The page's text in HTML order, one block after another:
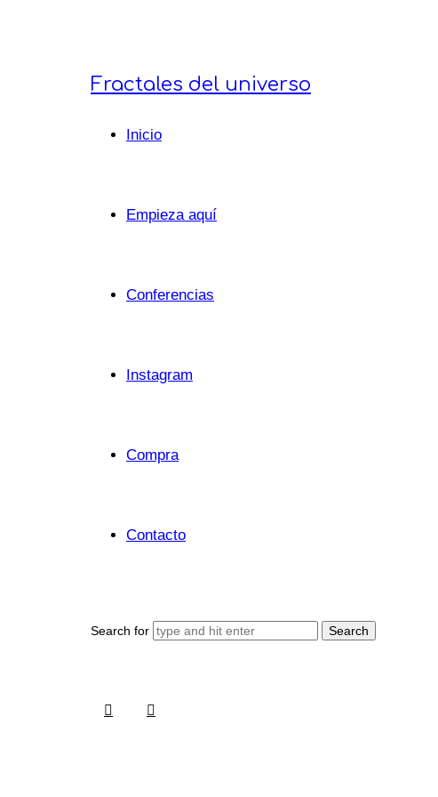
Fractales
Fractales del universo
Inicio
Empieza aquí
Conferencias
Instagram
Compra
Contacto
Search for